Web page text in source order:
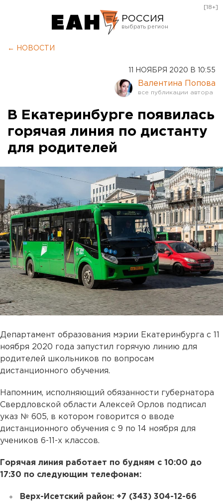
РОССИЯ
Курган
Оренбург
[18+]
← НОВОСТИ
11 НОЯБРЯ 2020 В 10:55
Валентина Попова
В Екатеринбурге появилась
горячая линия по дистанту
для родителей
Департамент образования мэрии Екатеринбурга с 11
ноября 2020 года запустил горячую линию для
родителей школьников по вопросам
дистанционного обучения.
Напомним, исполняющий обязанности губернатора
Свердловской области Алексей Орлов подписал
указ № 605, в котором говорится о вводе
дистанционного обучения с 9 по 14 ноября для
учеников 6-11-х классов.
Горячая линия работает по будням с 10:00 до
17:30 по следующим телефонам:
Верх-Исетский район: +7 (343) 304-12-66